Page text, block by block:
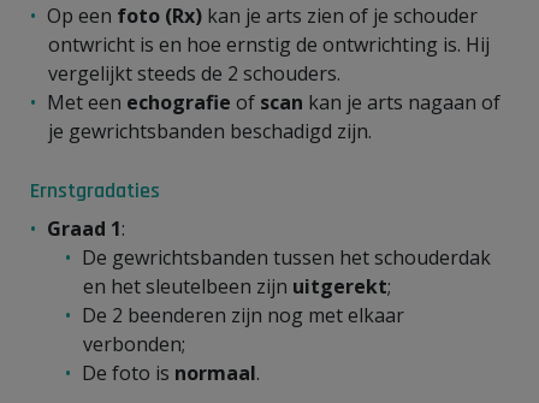
Op een foto (Rx) kan je arts zien of je schouder
ontwricht is en hoe ernstig de ontwrichting is. Hij
vergelijkt steeds de 2 schouders.
Met een echografie of scan kan je arts nagaan of
je gewrichtsbanden beschadigd zijn.
Ernstgradaties
Graad 1:
De gewrichtsbanden tussen het schouderdak
en het sleutelbeen zijn uitgerekt;
De 2 beenderen zijn nog met elkaar
verbonden;
De foto is normaal.